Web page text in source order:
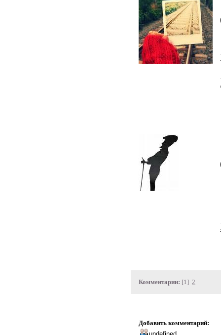
Комментарии: [1] 2
Добавить комментарий: